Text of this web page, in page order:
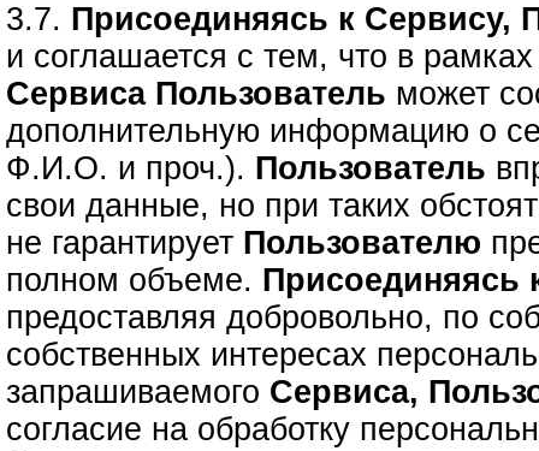
3.7. Присоединяясь к Сервису,
и соглашается с тем, что в рамках
Сервиса Пользователь может
дополнительную информацию о
Ф.И.О. и проч.). Пользователь
свои данные, но при таких
не гарантирует Пользователю
полном объеме. Присоединяясь
предоставляя добровольно, по
собственных интересах
запрашиваемого Сервиса,
согласие на обработку